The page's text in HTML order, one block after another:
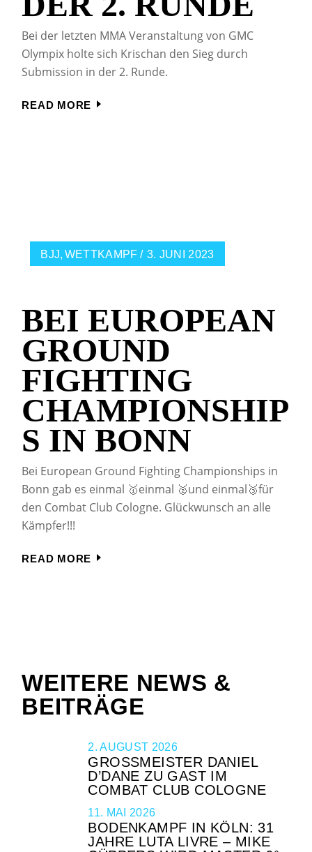
Bei der letzten MMA Veranstaltung von GMC
Olympix holte sich Krischan den Sieg durch
Submission in der 2. Runde.
READ MORE
BJJ WETTKAMPF 3. JUNI 2023
BEI EUROPEAN
GROUND
FIGHTING
CHAMPIONSHIP
S IN BONN
Bei European Ground Fighting Championships in
Bonn gab es einmal 🥇einmal 🥈und einmal🥉für
den Combat Club Cologne. Glückwunsch an alle
Kämpfer!!!
READ MORE
WEITERE NEWS &
BEITRÄGE
2. AUGUST 2026
GROSSMEISTER DANIEL D
’DANE ZU GAST IM C
OMBAT CLUB COLOGNE
11. MAI 2026
BODENKAMPF IN KÖLN: 31
JAHRE LUTA LIVRE – MIKE